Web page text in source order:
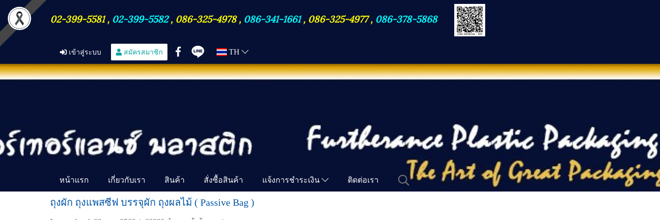
02-399-5581, 02-399-5582, 086-325-4978, 086-341-1661, 086-325-4977, 086-378-5868
เข้าสู่ระบบ สมัครสมาชิก TH
หน้าแรก เกี่ยวกับเรา สินค้า สั่งซื้อสินค้า แจ้งการชำระเงิน ติดต่อเรา
ถุงผัก ถุงแพสซีฟ บรรจุผัก ถุงผลไม้ ( Passive Bag )